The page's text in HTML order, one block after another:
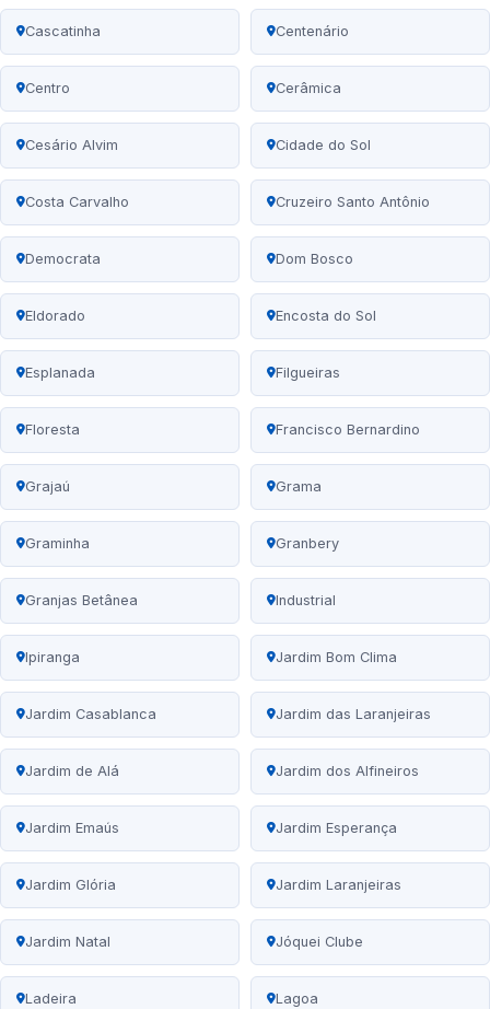
Cascatinha Centenário
Centro Cerâmica
Cesário Alvim Cidade do Sol
Costa Carvalho Cruzeiro Santo Antônio
Democrata Dom Bosco
Eldorado Encosta do Sol
Esplanada Filgueiras
Floresta Francisco Bernardino
Grajaú Grama
Graminha Granbery
Granjas Betânea Industrial
Ipiranga Jardim Bom Clima
Jardim Casablanca Jardim das Laranjeiras
Jardim de Alá Jardim dos Alfineiros
Jardim Emaús Jardim Esperança
Jardim Glória Jardim Laranjeiras
Jardim Natal Jóquei Clube
Ladeira Lagoa